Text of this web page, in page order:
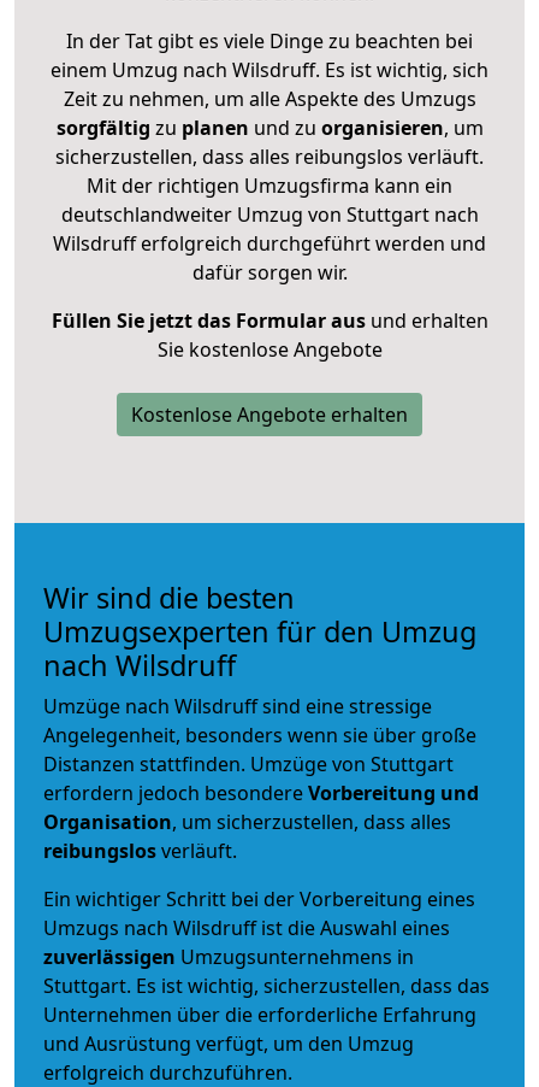
In der Tat gibt es viele Dinge zu beachten bei
einem Umzug nach Wilsdruff. Es ist wichtig, sich
Zeit zu nehmen, um alle Aspekte des Umzugs
sorgfältig zu planen und zu organisieren, um
sicherzustellen, dass alles reibungslos verläuft.
Mit der richtigen Umzugsfirma kann ein
deutschlandweiter Umzug von Stuttgart nach
Wilsdruff erfolgreich durchgeführt werden und
dafür sorgen wir.
Füllen Sie jetzt das Formular ausund erhalten
Sie kostenlose Angebote
Kostenlose Angebote erhalten
Wir sind die besten
Umzugsexperten für den Umzug
nach Wilsdruff
Umzüge nach Wilsdruff sind eine stressige
Angelegenheit, besonders wenn sie über große
Distanzen stattfinden. Umzüge von Stuttgart
erfordern jedoch besondereVorbereitung und
Organisation, um sicherzustellen, dass alles
reibungslosverläuft.
Ein wichtiger Schritt bei der Vorbereitung eines
Umzugs nach Wilsdruff ist die Auswahl eines
zuverlässigen Umzugsunternehmens in
Stuttgart. Es ist wichtig, sicherzustellen, dass das
Unternehmen über die erforderliche Erfahrung
und Ausrüstung verfügt, um den Umzug
erfolgreich durchzuführen.